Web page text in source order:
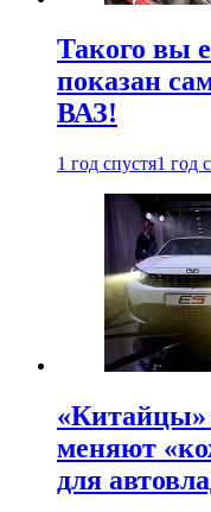
Такого вы
показан
ВАЗ!
1 год спустя1 год
«Китайцы»
меняют
для